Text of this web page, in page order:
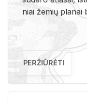
niai že­mių pla­nai
PERŽIŪRĖTI